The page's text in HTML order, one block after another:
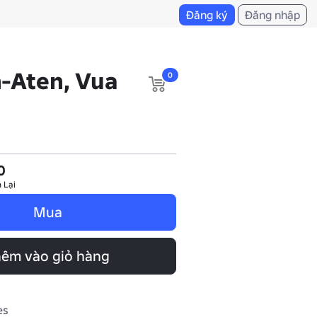
Đăng ký Đăng nhập
Aten, Vua
0
Lại
Mua
vào giỏ hàng